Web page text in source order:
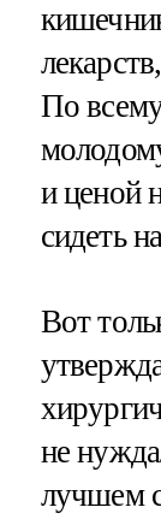
По
и ценой
сидеть
Вот
не
лучшем